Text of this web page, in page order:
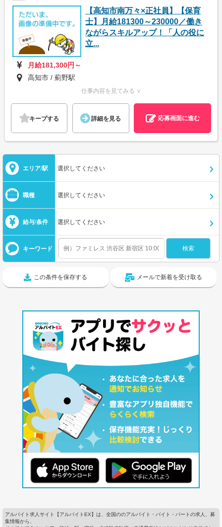
【高知市南万々×正社員】【保育
士】月給181300～230000／働き
ながらスキルアップ！「人の役に
立...
月給181,300円～
高知市 / 薊野駅
仕事内容を見てみる ∨
キープする 詳細を見る 応募画面に進む
エリア/駅 選択してください
職種 選択してください
給与/条件 選択してください
キーワード
この条件を保存する メールで新着を受け取る
アルバイト求人サイト【アルバイトEX】は、全国ののアルバイト・バイト・パートの求人、募
集情報から、